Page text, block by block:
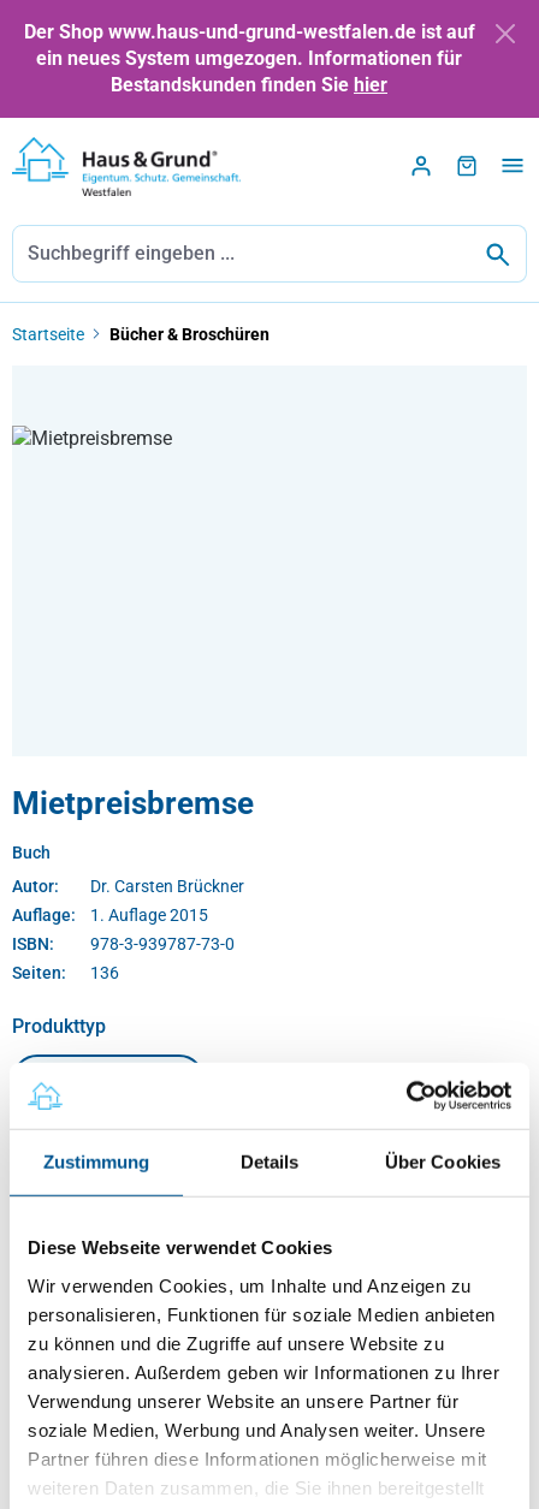
Zustimmung Details Über Cookies
Diese Webseite verwendet Cookies
Wir verwenden Cookies, um Inhalte und Anzeigen zu
personalisieren, Funktionen für soziale Medien anbieten
zu können und die Zugriffe auf unsere Website zu
analysieren. Außerdem geben wir Informationen zu Ihrer
Verwendung unserer Website an unsere Partner für
soziale Medien, Werbung und Analysen weiter. Unsere
Partner führen diese Informationen möglicherweise mit
weiteren Daten zusammen, die Sie ihnen bereitgestellt
Zum Hauptinhalt springen
Der Shop www.haus-und-grund-westfalen.de ist auf
ein neues System umgezogen. Informationen für
Bestandskunden finden Sie hier
Startseite Bücher & Broschüren
Mietpreisbremse
Buch
Autor:
Dr. Carsten Brückner
Auflage:
1. Auflage 2015
ISBN:
978-3-939787-73-0
Seiten:
136
Produkttypauswählen
Buch/Broschüre
In den Warenkorb
Sofort verfügbar, Lieferzeit: 2-5 Tage
Beschreibung
Die Regierung der Bundesrepublik Deutschland berühmt